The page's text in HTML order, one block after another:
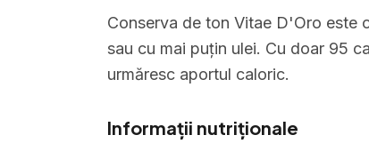
Conserva de ton Vitae D'Oro este
sau cu mai puțin ulei. Cu doar 95
urmăresc aportul caloric.
Informații nutriționale